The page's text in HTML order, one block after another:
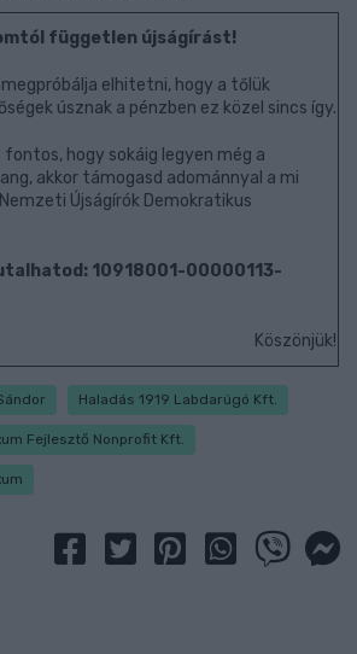
független újságírást!
elhitetni, hogy a tőlük
úsznak a pénzben ez közel sincs így.
hogy sokáig legyen még a
akkor támogasd adománnyal a mi
Újságírók Demokratikus
10918001-00000113-
Köszönjük!
Haladás 1919 Labdarúgó Kft.
Fejlesztő Nonprofit Kft.